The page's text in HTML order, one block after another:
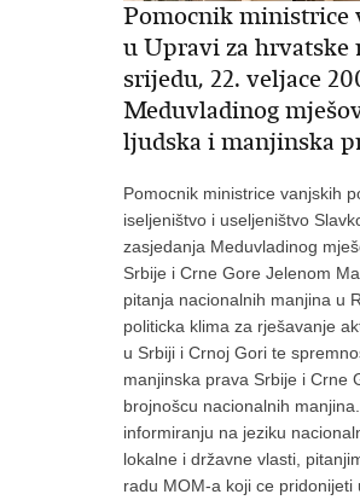
Pomocnik ministrice
u Upravi za hrvatske
srijedu, 22. veljace
Meduvladinog
ljudska i manjinska
Pomocnik ministrice vanjskih
iseljeništvo i useljeništvo
zasjedanja Meduvladinog
Srbije i Crne Gore Jelenom
pitanja nacionalnih manjina u
politicka klima za rješavanje
u Srbiji i Crnoj Gori te
manjinska prava Srbije i Crne
brojnošcu nacionalnih
informiranju na jeziku
lokalne i državne vlasti,
radu MOM-a koji ce